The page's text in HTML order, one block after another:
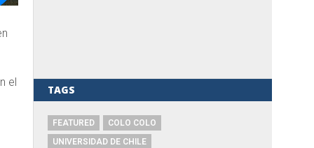
el
TAGS
FEATURED
COLO COLO
UNIVERSIDAD DE CHILE